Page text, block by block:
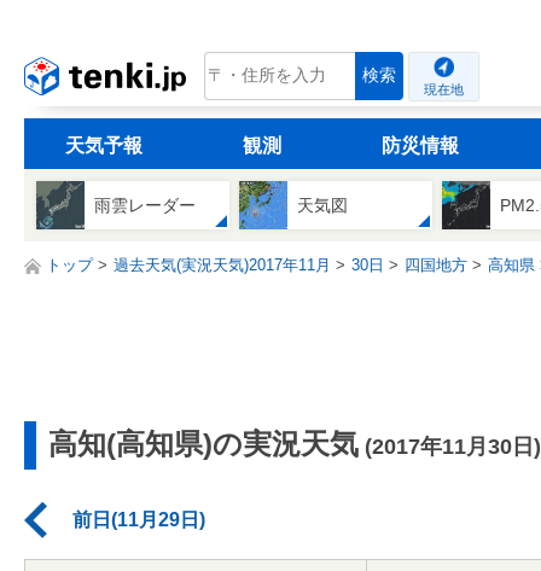
tenki.jp 検索
現在地
天気予報 観測 防災情報
雨雲レーダー 天気図
トップ 過去天気(実況天気)2017年11月 30日 四国地方 高知県
高知(高知県)の実況天気 (2017年11月30日)
前日(11月29日)